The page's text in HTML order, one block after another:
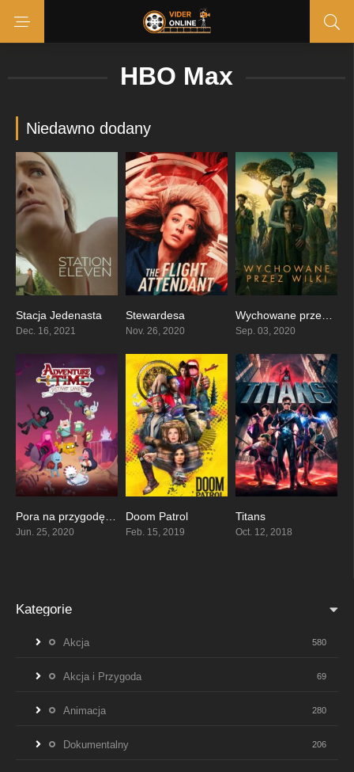
HBO Max
Niedawno dodany
7.006
Stacja Jedenasta
Dec. 16, 2021
Stewardesa
Nov. 26, 2020
7.679
Wychowane przez wilki
Sep. 03, 2020
8
Jun. 25, 2020
Doom Patrol
Feb. 15, 2019
Titans
Oct. 12, 2018
Kategorie
Akcja 580
Akcja i Przygoda 69
Animacja 280
Dokumentalny 206